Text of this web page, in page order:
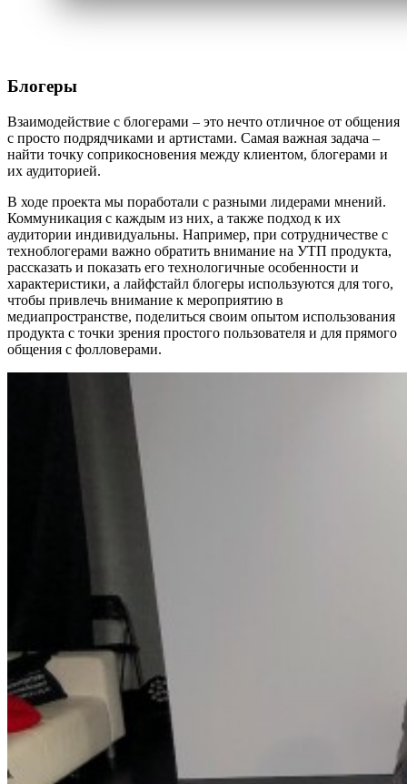
Блогеры
Взаимодействие с блогерами – это нечто отличное от общения
с просто подрядчиками и артистами. Самая важная задача –
найти точку соприкосновения между клиентом, блогерами и
их аудиторией.
В ходе проекта мы поработали с разными лидерами мнений.
Коммуникация с каждым из них, а также подход к их
аудитории индивидуальны. Например, при сотрудничестве с
техноблогерами важно обратить внимание на УТП продукта,
рассказать и показать его технологичные особенности и
характеристики, а лайфстайл блогеры используются для того,
чтобы привлечь внимание к мероприятию в
медиапространстве, поделиться своим опытом использования
продукта с точки зрения простого пользователя и для прямого
общения с фолловерами.